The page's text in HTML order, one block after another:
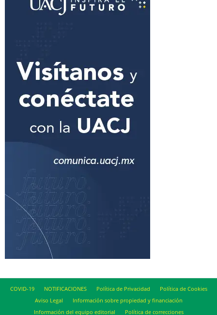
COVID-19 NOTIFICACIONES Política de Privacidad
Política de Cookies
Aviso Legal
Información sobre propiedad y financiación
Información del equipo editorial
Política de correcciones